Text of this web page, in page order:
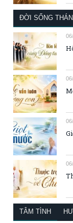
ĐỜI SỐNG
TÂM TÌNH